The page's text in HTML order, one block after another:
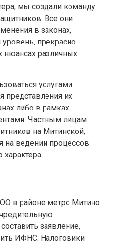
мы создали команду
Все они
в законах,
прекрасно
нюансах различных
услугами
представления их
либо в рамках
Частным лицам
на Митинской,
на ведении процессов
характера.
в районе метро Митино
заявление,
ИФНС. Налоговики